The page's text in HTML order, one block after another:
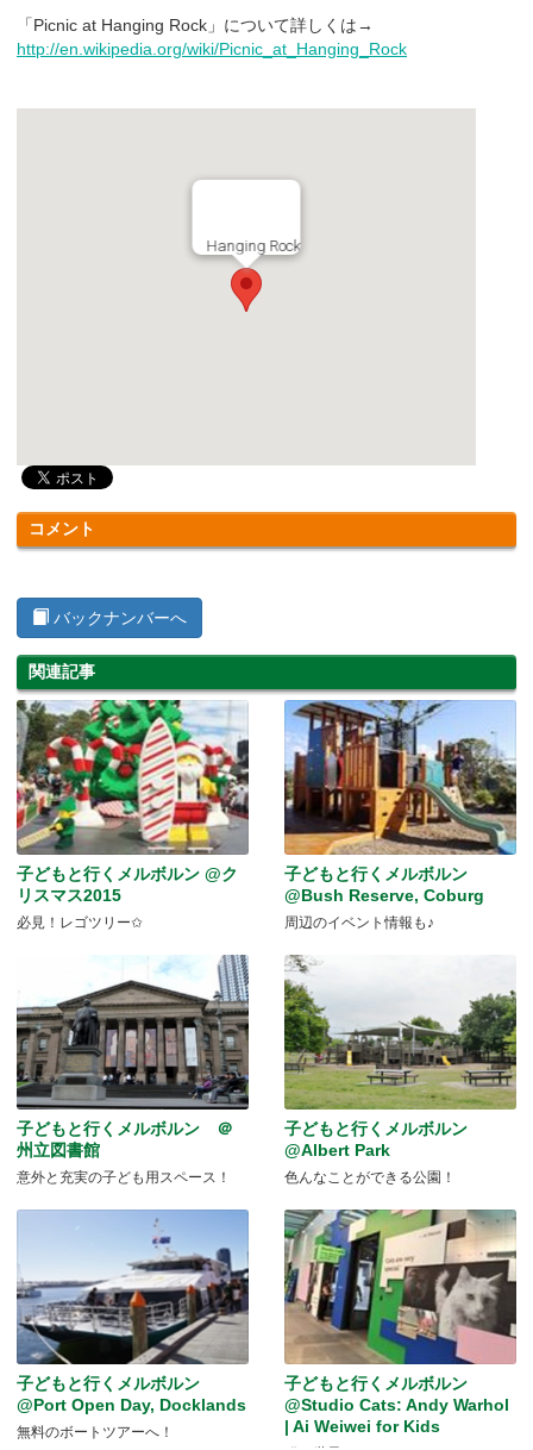
「Picnic at Hanging Rock」について詳しくは→
http://en.wikipedia.org/wiki/Picnic_at_Hanging_Rock
Hanging Rock
コメント
バックナンバーへ
関連記事
子どもと行くメルボルン @ク
リスマス2015
必見！レゴツリー✩
子どもと行くメルボルン
@Bush Reserve, Coburg
周辺のイベント情報も♪
子どもと行くメルボルン ＠
州立図書館
意外と充実の子ども用スペース！
子どもと行くメルボルン
@Albert Park
色んなことができる公園！
子どもと行くメルボルン
@Port Open Day, Docklands
無料のボートツアーへ！
子どもと行くメルボルン
@Studio Cats: Andy Warhol
| Ai Weiwei for Kids